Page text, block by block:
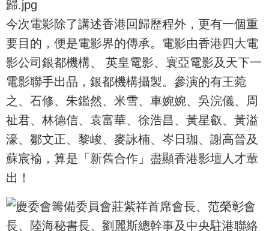
今次電影除了講述香港回歸歷程外，更有一個重
要目的，便是電影界的傳承。電影由香港四大電
影公司銀都機構、 英皇電影、寰亞電影及天下一
電影聯手出品，銀都機構攝製。參演的有王菀
之、石修、朱鑑然、米雪、車婉婉、吳浣儀、周
祉君、林德信、袁富華、徐浩昌、黃星叡、黃溢
濠、鄒文正、黎峻、麥詠楠、岑日珈、謝高晉及
蘇宸褕，算是「新舊合作」盡顯香港影壇人才輩
出！